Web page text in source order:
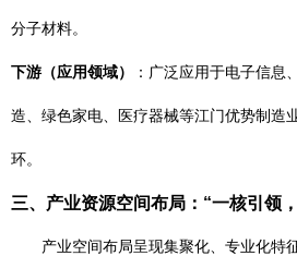
分子材料。
下游（应用领域） ：广泛应用于电子信息
造、绿色家电、医疗器械等江门优势制造
环。
三、产业资源空间布局：“一核引领
产业空间布局呈现集聚化、专业化特